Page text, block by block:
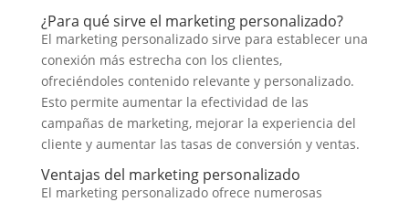
¿Para qué sirve el marketing personalizado?
El marketing personalizado sirve para establecer una
conexión más estrecha con los clientes,
ofreciéndoles contenido relevante y personalizado.
Esto permite aumentar la efectividad de las
campañas de marketing, mejorar la experiencia del
cliente y aumentar las tasas de conversión y ventas.
Ventajas del marketing personalizado
El marketing personalizado ofrece numerosas